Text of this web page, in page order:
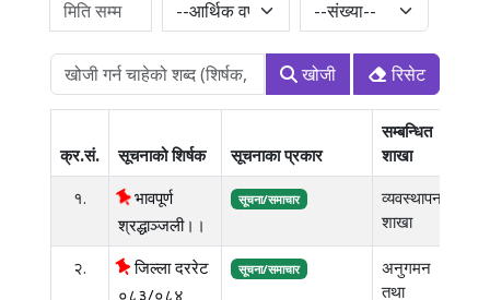
खोजी रिसेट
क्र.सं. सूचनाको शिर्षक सूचनाका प्रकार
सम्बन्धित
शाखा
१.
भावपूर्ण
श्रद्धाञ्जली।।
सूचना/समाचार
व्यवस्थापन
शाखा
२.
जिल्ला दररेट
०८३/०८४
सूचना/समाचार
अनुगमन
तथा